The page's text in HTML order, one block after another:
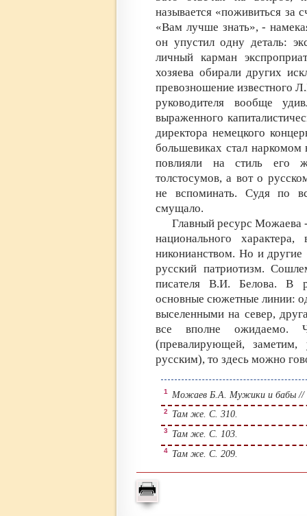
называется «поживиться за
«Вам лучше знать», -
он упустил одну деталь:
личный карман
хозяева обирали других
превозношение известного
руководителя вообще
выраженного
директора немецкого
большевиках стал наркомом
повлияли на стиль его
толстосумов, а вот о
не вспоминать. Судя по
смущало.
Главный ресурс Можаева
национального
никонианством. Но и
русский патриотизм.
писателя В.И. Белова. В
основные сюжетные линии:
выселенными на север,
все вполне ожидаемо.
(превалирующей, заметим,
русским), то здесь можно
1 Можаев Б.А. Мужики и бабы //
2 Там же. С. 310.
3 Там же. С. 103.
4 Там же. С. 209.